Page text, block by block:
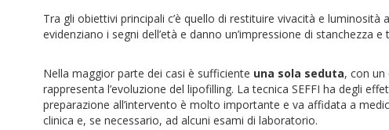
Tra gli obiettivi principali c’è quello di restituire vivacità e
evidenziano i segni dell’età e danno un’impressione di stanchezza e
Nella maggior parte dei casi è sufficiente una sola seduta, con un
rappresenta l’evoluzione del lipofilling. La tecnica SEFFI ha degli
preparazione all’intervento è molto importante e va affidata a
clinica e, se necessario, ad alcuni esami di laboratorio.